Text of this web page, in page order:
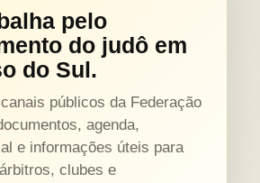
pelo
do judô em
do Sul.
públicos da Federação
agenda,
e informações úteis para
clubes e